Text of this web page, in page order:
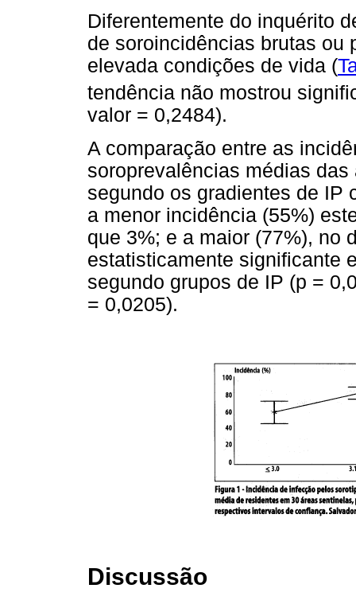
Diferentemente do inquérito
de soroincidências brutas ou
elevada condições de vida (
tendência não mostrou
valor = 0,2484).
A comparação entre as
soroprevalências médias
segundo os gradientes de IP
a menor incidência (55%)
que 3%; e a maior (77%), no
estatisticamente significante
segundo grupos de IP (p =
= 0,0205).
Discussão